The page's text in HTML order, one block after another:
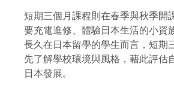
短期三個月課程則在春季與秋季開
要充電進修、體驗日本生活的小資
長久在日本留學的學生而言，短期
先了解學校環境與風格，藉此評估
日本發展。